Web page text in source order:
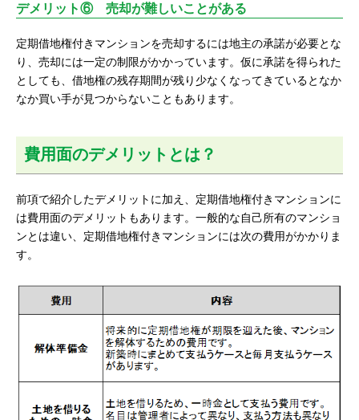
デメリット⑥ 売却が難しいことがある
定期借地権付きマンションを売却するには地主の承諾が必要とな
り、売却には一定の制限がかかっています。仮に承諾を得られた
としても、借地権の残存期間が残り少なくなってきているとなか
なか買い手が見つからないこともあります。
費用面のデメリットとは？
前項で紹介したデメリットに加え、定期借地権付きマンションに
は費用面のデメリットもあります。一般的な自己所有のマンショ
ンとは違い、定期借地権付きマンションには次の費用がかかりま
す。